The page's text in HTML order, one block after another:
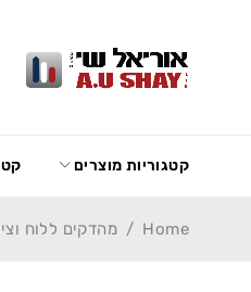
קטגוריות מוצרים
Home
/ מהדקים ללוח